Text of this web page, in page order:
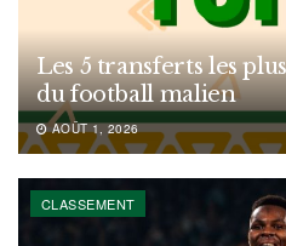
Les 5 transferts les
du football malien
AOÛT 1, 2026
CLASSEMENT